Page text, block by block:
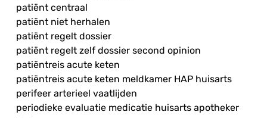
patiënt centraal
patiënt niet herhalen
patiënt regelt dossier
patiënt regelt zelf dossier second opinion
patiëntreis acute keten
patiëntreis acute keten meldkamer HAP huisarts
perifeer arterieel vaatlijden
periodieke evaluatie medicatie huisarts apotheker